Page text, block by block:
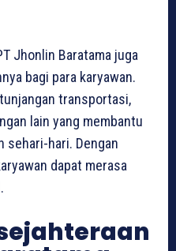
Jhonlin Baratama juga
bagi para karyawan.
transportasi,
lain yang membantu
sehari-hari. Dengan
dapat merasa